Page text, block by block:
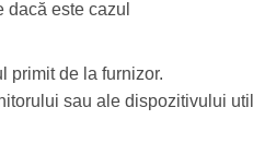
este cazul
primit de la furnizor.
sau ale dispozitivului